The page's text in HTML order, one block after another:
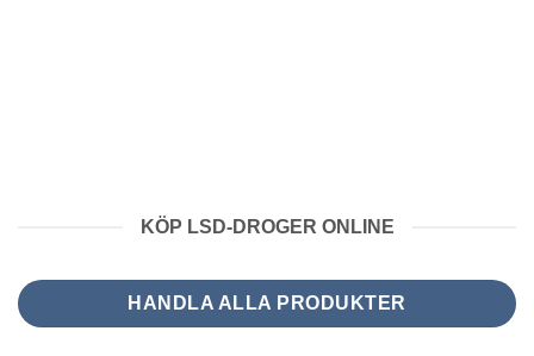
KÖP LSD-DROGER ONLINE
HANDLA ALLA PRODUKTER